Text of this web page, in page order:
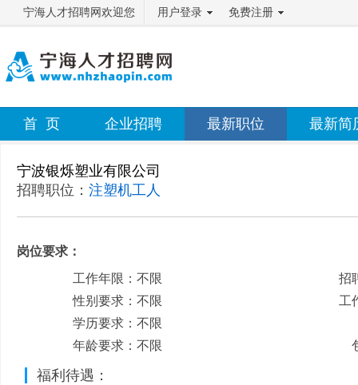
宁海人才招聘网欢迎您 用户登录 免费注册
首 页 企业招聘 最新职位 最新简
宁波银烁塑业有限公司
招聘职位： 注塑机工人
岗位要求：
工作年限：不限
性别要求：不限
学历要求：不限
年龄要求：不限
招
工
福利待遇：